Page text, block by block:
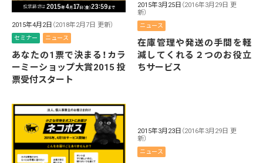
2015年4月2日 （2018年2月7日 更新）
セミナー ニュース
あなたの1票で決まる！カラ
ーミーショップ大賞2015 投
票受付スタート
2015年3月25日 （2016年3月29日 更
新）
ニュース
在庫管理や発送の手間を軽
減してくれる２つのお役立
ちサービス
2015年3月23日 （2016年3月29日 更
新）
ニュース